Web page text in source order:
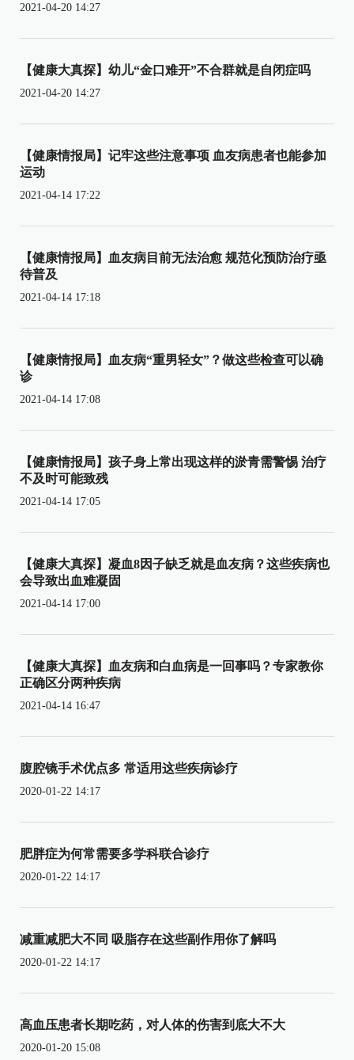
2021-04-20 14:27
【健康大真探】幼儿“金口难开”不合群就是自闭症吗
2021-04-20 14:27
【健康情报局】记牢这些注意事项 血友病患者也能参加
运动
2021-04-14 17:22
【健康情报局】血友病目前无法治愈 规范化预防治疗亟
待普及
2021-04-14 17:18
【健康情报局】血友病“重男轻女”？做这些检查可以确
诊
2021-04-14 17:08
【健康情报局】孩子身上常出现这样的淤青需警惕 治疗
不及时可能致残
2021-04-14 17:05
【健康大真探】凝血8因子缺乏就是血友病？这些疾病也
会导致出血难凝固
2021-04-14 17:00
【健康大真探】血友病和白血病是一回事吗？专家教你
正确区分两种疾病
2021-04-14 16:47
腹腔镜手术优点多 常适用这些疾病诊疗
2020-01-22 14:17
肥胖症为何常需要多学科联合诊疗
2020-01-22 14:17
减重减肥大不同 吸脂存在这些副作用你了解吗
2020-01-22 14:17
高血压患者长期吃药，对人体的伤害到底大不大
2020-01-20 15:08